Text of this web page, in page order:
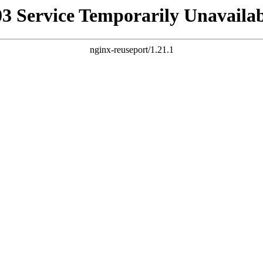
Service Temporarily
nginx-reuseport/1.21.1